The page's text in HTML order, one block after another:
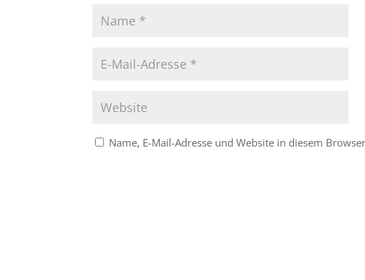
Name, E-Mail-Adresse und Website in diesem